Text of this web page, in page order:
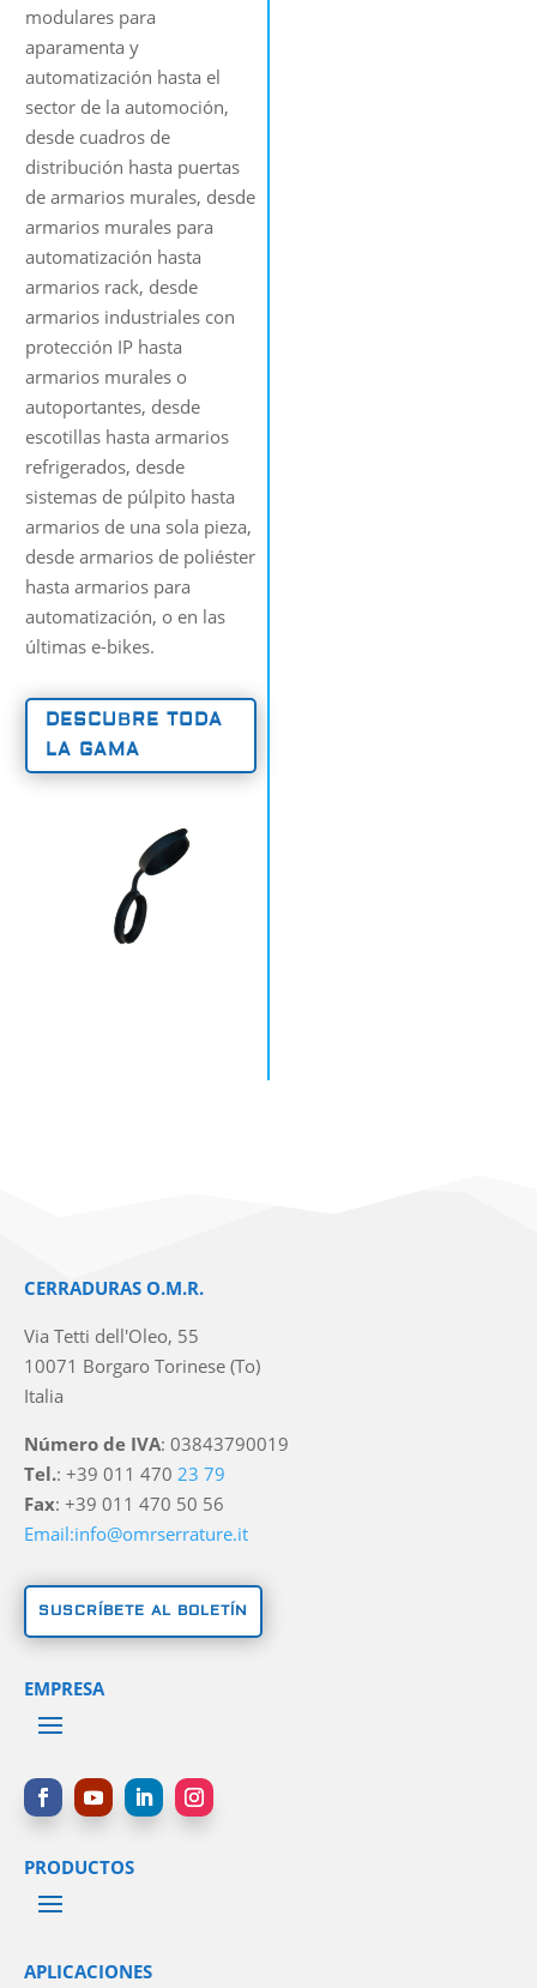
modulares para
aparamenta y
automatización hasta el
sector de la automoción,
desde cuadros de
distribución hasta puertas
de armarios murales, desde
armarios murales para
automatización hasta
armarios rack, desde
armarios industriales con
protección IP hasta
armarios murales o
autoportantes, desde
escotillas hasta armarios
refrigerados, desde
sistemas de púlpito hasta
armarios de una sola pieza,
desde armarios de poliéster
hasta armarios para
automatización, o en las
últimas e-bikes.
DESCUBRE TODA
LA GAMA
CERRADURAS O.M.R.
Via Tetti dell'Oleo, 55
10071 Borgaro Torinese (To)
Italia
Número de IVA: 03843790019
Tel.: +39 011 470 23 79
Fax: +39 011 470 50 56
Email:info@omrserrature.it
SUSCRÍBETE AL BOLETÍN
EMPRESA
PRODUCTOS
APLICACIONES